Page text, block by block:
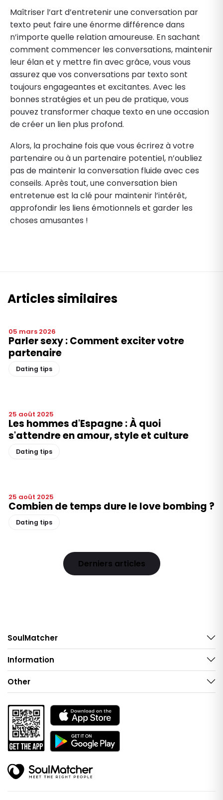
Maîtriser l’art d’entretenir une conversation par
texto peut faire une énorme différence dans
n’importe quelle relation amoureuse. En sachant
comment commencer les conversations, maintenir
leur élan et y mettre fin avec grâce, vous vous
assurez que vos conversations par texto sont
toujours engageantes et excitantes. Avec les
bonnes stratégies et un peu de pratique, vous
pouvez transformer chaque texto en une occasion
de créer un lien plus profond.
Alors, la prochaine fois que vous écrirez à votre
partenaire ou à un partenaire potentiel, n’oubliez
pas de maintenir la conversation fluide avec ces
conseils. Après tout, une conversation bien
entretenue est la clé pour maintenir l’intérêt,
approfondir les liens émotionnels et garder les
choses amusantes !
Articles similaires
05 mars 2026
Parler sexy : Comment exciter votre
partenaire
Dating tips
25 août 2025
Les hommes d'Espagne : À quoi
s'attendre en amour, style et culture
Dating tips
25 août 2025
Combien de temps dure le love bombing ?
Dating tips
Derniers articles
SoulMatcher
Information
Other